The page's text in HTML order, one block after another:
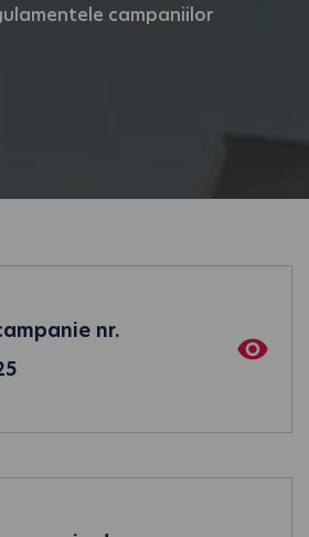
campaniilor
nr.